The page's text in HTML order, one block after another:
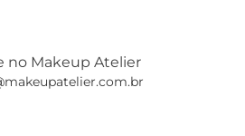
no Makeup Atelier